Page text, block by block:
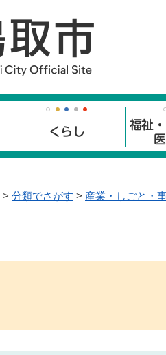
くらし
福祉
> 分類でさがす > 産業・しごと・